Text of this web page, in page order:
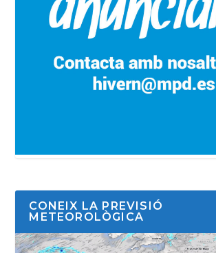
CONEIX LA PREVISIÓ
METEOROLÒGICA